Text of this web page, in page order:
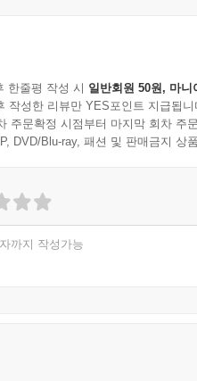
한줄평 작성 시 일반회원 50원, 마니
작성한 리뷰만 YES포인트 지급됩니
주문확정 시점부터 마지막 회차 주
DVD/Blu-ray, 패션 및 판매금지 상
까지 작성가능